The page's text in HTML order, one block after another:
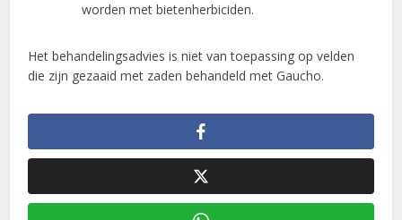
worden met bietenherbiciden.
Het behandelingsadvies is niet van toepassing op velden
die zijn gezaaid met zaden behandeld met Gaucho.